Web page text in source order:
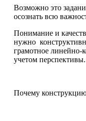
Возможно это
осознать всю
Понимание и
нужно
грамотное линейно-
учетом перспективы.
Почему